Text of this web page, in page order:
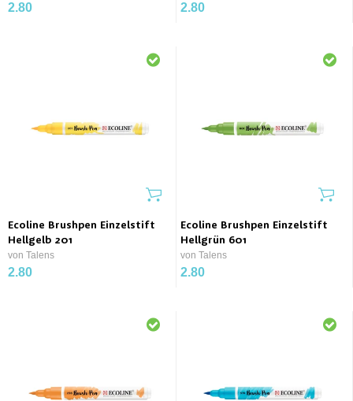
2.80 2.80
Ecoline Brushpen Einzelstift
Hellgelb 201
von Talens
2.80
Ecoline Brushpen Einzelstift
Hellgrün 601
von Talens
2.80